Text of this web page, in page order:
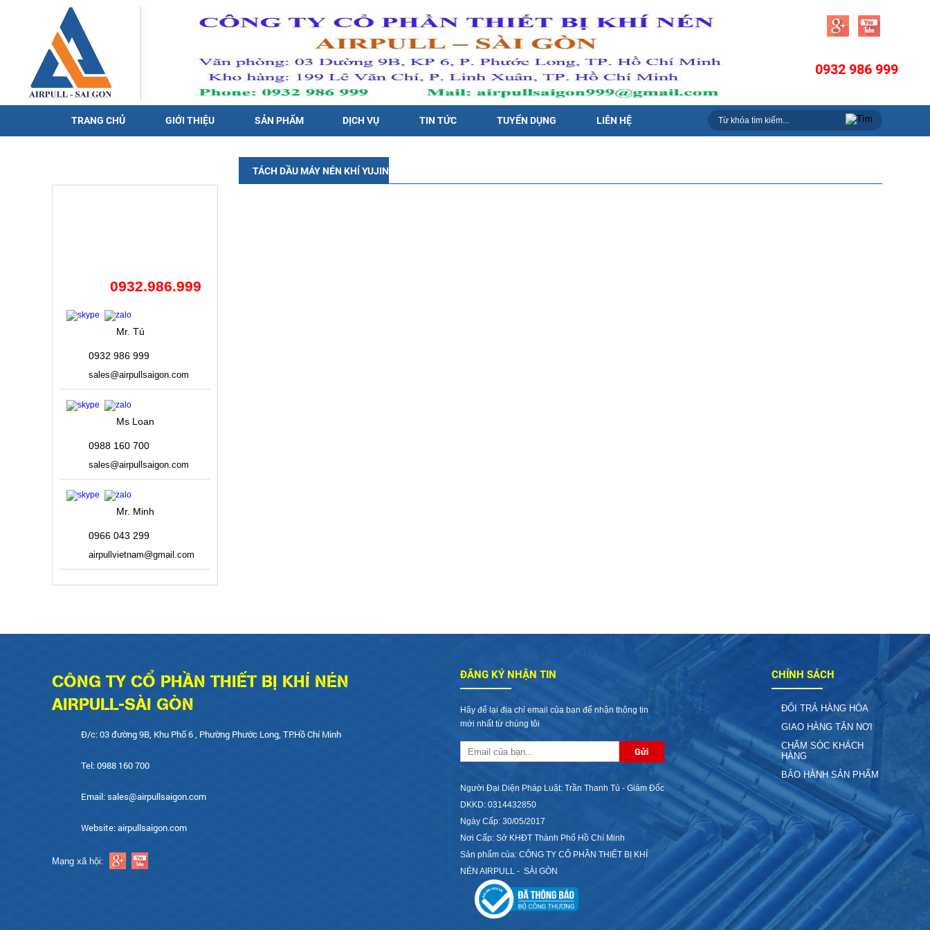
0932 986 999
TRANG CHỦ GIỚI THIỆU SẢN PHẨM DỊCH VỤ TIN TỨC TUYỂN DỤNG LIÊN HỆ
0932.986.999
Mr. Tú
0932 986 999
sales@airpullsaigon.com
Ms Loan
0988 160 700
sales@airpullsaigon.com
Mr. Minh
0966 043 299
airpullvietnam@gmail.com
TÁCH DẦU MÁY NÉN KHÍ YUJIN
CÔNG TY CỔ PHẦN THIẾT BỊ KHÍ NÉN
AIRPULL-SÀI GÒN
Đ/c: 03 đường 9B, Khu Phố 6 , Phường Phước Long, TP.Hồ Chí Minh
Tel: 0988 160 700
Email: sales@airpullsaigon.com
Website: airpullsaigon.com
Mạng xã hội:
ĐĂNG KÝ NHẬN TIN
Hãy để lại địa chỉ email của bạn để nhận thông tin
mới nhất từ chúng tôi
Người Đại Diện Pháp Luật: Trần Thanh Tú - Giám Đốc
DKKD: 0314432850
Ngày Cấp: 30/05/2017
Nơi Cấp: Sở KHĐT Thành Phố Hồ Chí Minh
Sản phẩm của: CÔNG TY CỔ PHẦN THIẾT BỊ KHÍ
NÉN AIRPULL - SÀI GÒN
CHÍNH SÁCH
ĐỔI TRẢ HÀNG HÓA
GIAO HÀNG TẬN NƠI
CHĂM SÓC KHÁCH
HÀNG
BẢO HÀNH SẢN PHẨM